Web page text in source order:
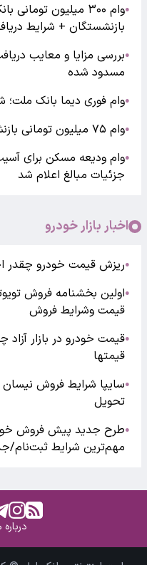
●
وام ۳۰۰ میلیون
بازنشستگان + شرایط
●بررسی مزایا و معایب
مسدود شده
●وام فوری دیما بانک ملت؛
●وام ۷۵ میلیون تومانی بازنشستگان کشوری پرداخت شد
●وام ودیعه مسکن برای
جزئیات مبالغ اعلام شد
اخبار بازار خودرو
●ریزش قیمت خودرو چقدر
●
قیمت وشرایط فروش
●
قیمتها
●سایپا شرایط فروش نیسان
تحویل
●
مهم‌ترین شرایط ثبت‌نام/
درباره